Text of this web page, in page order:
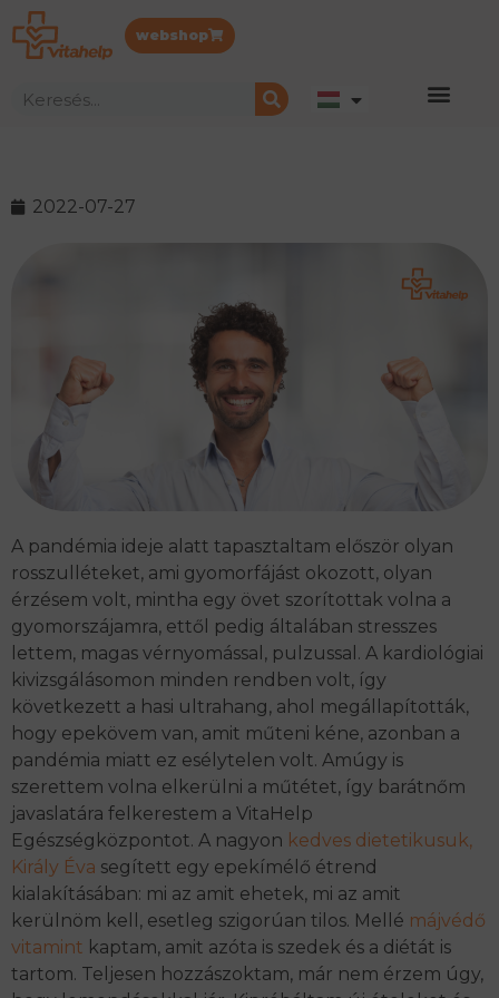
webshop
2022-07-27
A pandémia ideje alatt tapasztaltam először olyan
rosszulléteket, ami gyomorfájást okozott, olyan
érzésem volt, mintha egy övet szorítottak volna a
gyomorszájamra, ettől pedig általában stresszes
lettem, magas vérnyomással, pulzussal. A kardiológiai
kivizsgálásomon minden rendben volt, így
következett a hasi ultrahang, ahol megállapították,
hogy epekövem van, amit műteni kéne, azonban a
pandémia miatt ez esélytelen volt. Amúgy is
szerettem volna elkerülni a műtétet, így barátnőm
javaslatára felkerestem a VitaHelp
Egészségközpontot. A nagyon kedves dietetikusuk,
Király Éva segített egy epekímélő étrend
kialakításában: mi az amit ehetek, mi az amit
kerülnöm kell, esetleg szigorúan tilos. Mellé májvédő
vitamint kaptam, amit azóta is szedek és a diétát is
tartom. Teljesen hozzászoktam, már nem érzem úgy,